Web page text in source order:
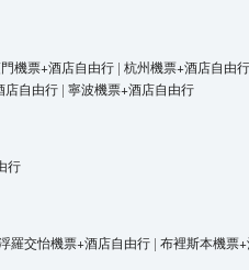
機票+酒店自由行 | 杭州機票+酒店自由行
店自由行 | 寧波機票+酒店自由行
行
羅交怡機票+酒店自由行 | 布裡斯本機票